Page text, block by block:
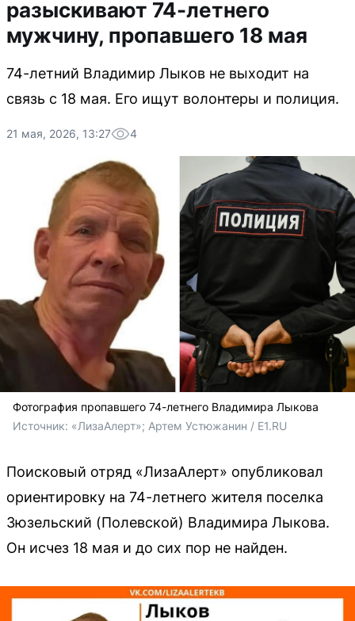
разыскивают 74-летнего
мужчину, пропавшего 18 мая
74-летний Владимир Лыков не выходит на
связь с 18 мая. Его ищут волонтеры и полиция.
21 мая, 2026, 13:27 4
Фотография пропавшего 74-летнего Владимира Лыкова
Источник: «ЛизаАлерт»; Артем Устюжанин / E1.RU
Поисковый отряд «ЛизаАлерт» опубликовал
ориентировку на 74-летнего жителя поселка
Зюзельский (Полевской) Владимира Лыкова.
Он исчез 18 мая и до сих пор не найден.